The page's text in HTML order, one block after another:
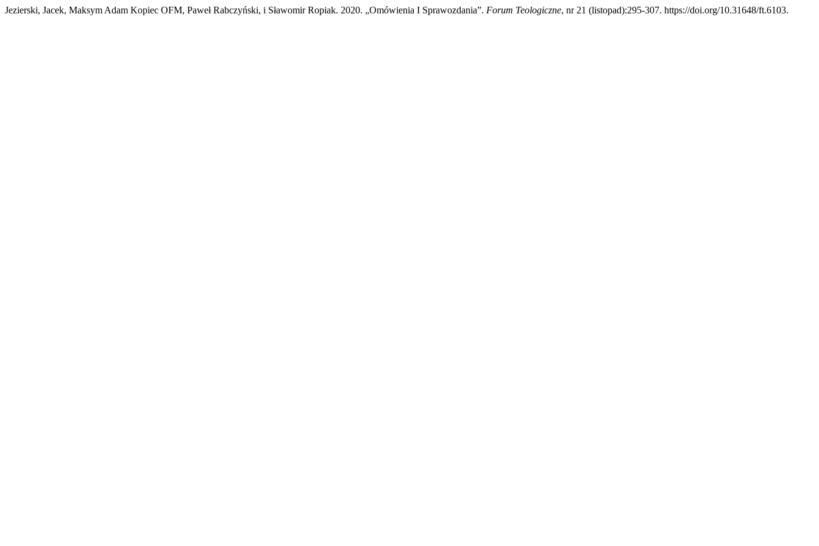
Jezierski, Jacek, Maksym Adam Kopiec OFM, Paweł Rabczyński, i Sławomir Ropiak. 2020. „Omówienia I Sprawozdania”. Forum Teologiczne, nr 21 (listopad):295-307. https://doi.org/10.31648/ft.6103.